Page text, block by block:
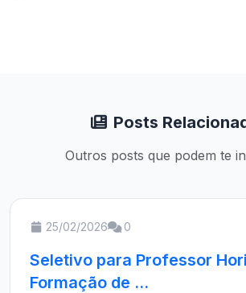
Posts
Outros posts que podem te
25/02/2026 0
Seletivo para Professor
Formação de ...